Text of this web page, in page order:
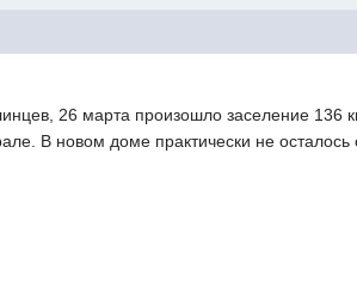
26 марта произошло заселение 136
В новом доме практически не осталось